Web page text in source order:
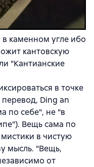
каменном угле ибо
кантовскую
"Кантианские
в точке
Ding an
по себе", не "в
Вещь сама по
в чистую
мысль. "Вещь,
от